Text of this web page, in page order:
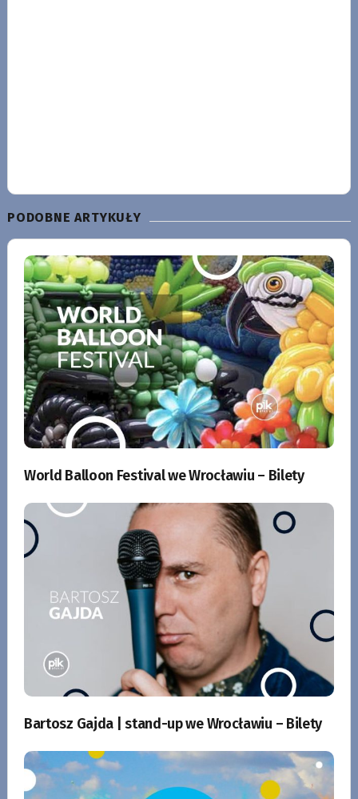
PODOBNE ARTYKUŁY
World Balloon Festival we Wrocławiu – Bilety
Bartosz Gajda | stand-up we Wrocławiu – Bilety